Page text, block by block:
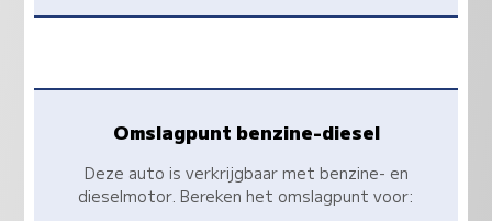
Omslagpunt benzine-diesel
Deze auto is verkrijgbaar met benzine- en
dieselmotor. Bereken het omslagpunt voor: